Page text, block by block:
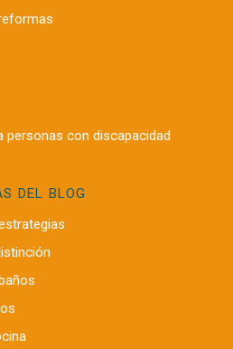
personas con discapacidad
del blog